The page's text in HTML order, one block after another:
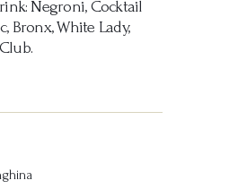
Negroni, Cocktail
Bronx, White Lady,